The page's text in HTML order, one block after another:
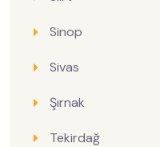
Sinop
Sivas
Şırnak
Tekirdağ